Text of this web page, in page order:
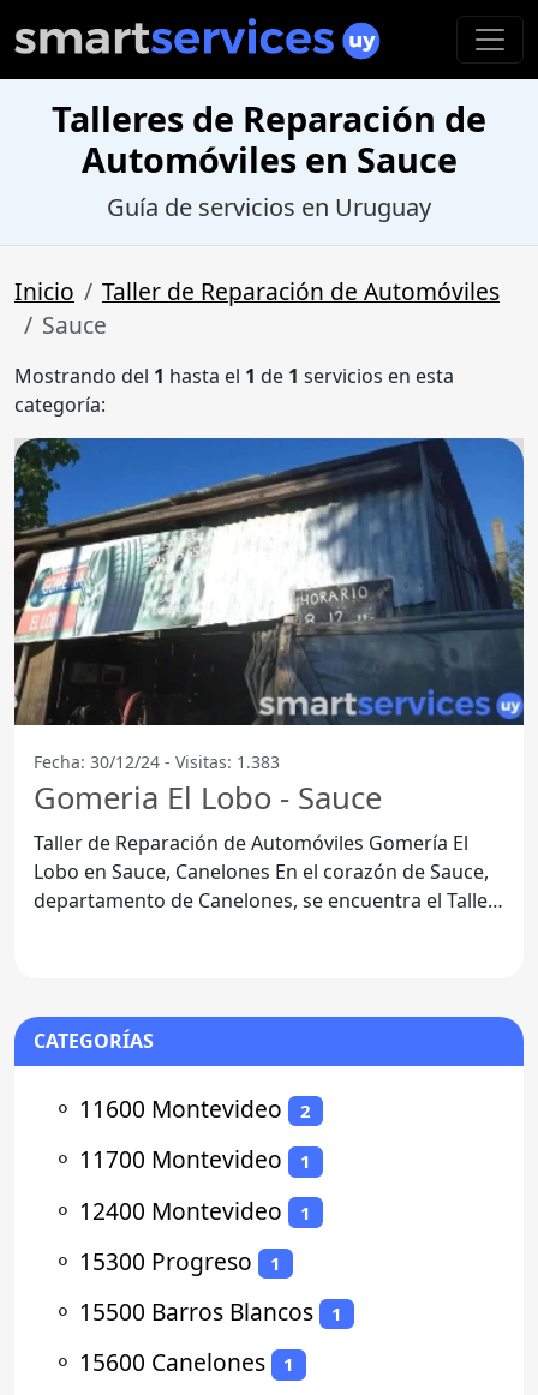
Talleres de Reparación de
Automóviles en Sauce
Guía de servicios en Uruguay
Inicio
Taller de Reparación de Automóviles
Sauce
Mostrando del 1 hasta el 1 de 1 servicios en esta
categoría:
Fecha: 30/12/24 - Visitas: 1.383
Gomeria El Lobo - Sauce
Taller de Reparación de Automóviles Gomería El
Lobo en Sauce, Canelones En el corazón de Sauce,
departamento de Canelones, se encuentra el Taller
CATEGORÍAS
⚬ 11600 Montevideo 2
⚬ 11700 Montevideo 1
⚬ 12400 Montevideo 1
⚬ 15300 Progreso 1
⚬ 15500 Barros Blancos 1
⚬ 15600 Canelones 1